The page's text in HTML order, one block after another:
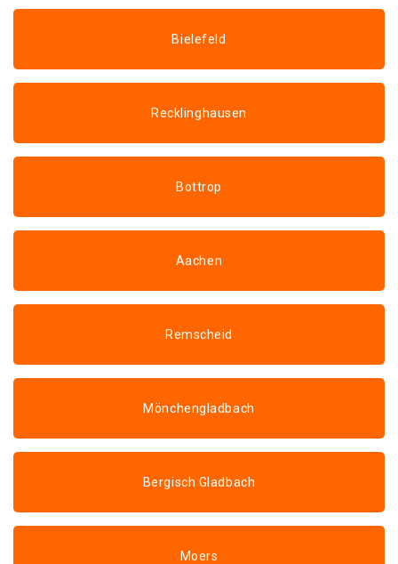
Bielefeld
Recklinghausen
Bottrop
Aachen
Remscheid
Mönchengladbach
Bergisch Gladbach
Moers